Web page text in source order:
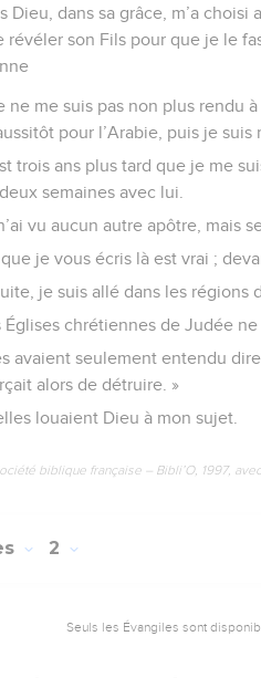
Dieu, dans sa grâce, m’a
révéler son Fils pour que je le
ne me suis pas non plus rendu
pour l’Arabie, puis je suis
trois ans plus tard que je me
semaines avec lui.
vu aucun autre apôtre, mais
je vous écris là est vrai ;
je suis allé dans les régions
Églises chrétiennes de Judée
avaient seulement entendu
alors de détruire. »
louaient Dieu à mon sujet.
biblique française – Bibli’O, 1997,
2
Seuls les Évangiles sont